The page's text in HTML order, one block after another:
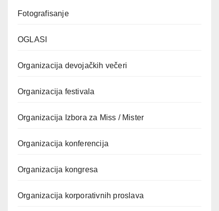
Fotografisanje
OGLASI
Organizacija devojačkih večeri
Organizacija festivala
Organizacija Izbora za Miss / Mister
Organizacija konferencija
Organizacija kongresa
Organizacija korporativnih proslava